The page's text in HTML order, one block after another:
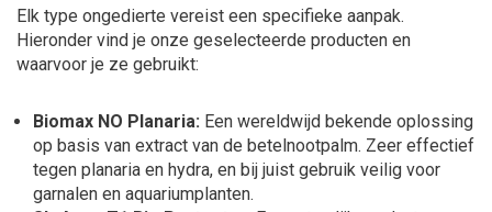
Elk type ongedierte vereist een specifieke aanpak.
Hieronder vind je onze geselecteerde producten en
waarvoor je ze gebruikt:
Biomax NO Planaria: Een wereldwijd bekende oplossing
op basis van extract van de betelnootpalm. Zeer effectief
tegen planaria en hydra, en bij juist gebruik veilig voor
garnalen en aquariumplanten.